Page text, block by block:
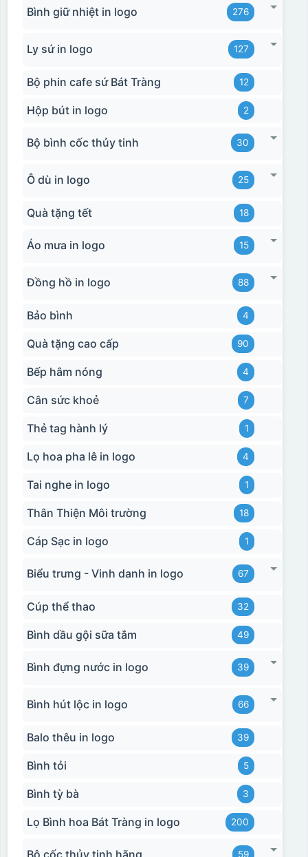
Bình giữ nhiệt in logo 276
Ly sứ in logo 127
Bộ phin cafe sứ Bát Tràng 12
Hộp bút in logo 2
Bộ bình cốc thủy tinh 30
Ô dù in logo 25
Quà tặng tết 18
Áo mưa in logo 15
Đồng hồ in logo 88
Bảo bình 4
Quà tặng cao cấp 90
Bếp hâm nóng 4
Cân sức khoẻ 7
Thẻ tag hành lý 1
Lọ hoa pha lê in logo 4
Tai nghe in logo 1
Thân Thiện Môi trường 18
Cáp Sạc in logo 1
Biểu trưng - Vinh danh in logo 67
Cúp thể thao 32
Bình dầu gội sữa tắm 49
Bình đựng nước in logo 39
Bình hút lộc in logo 66
Balo thêu in logo 39
Bình tỏi 5
Bình tỳ bà 3
Lọ Bình hoa Bát Tràng in logo 200
59